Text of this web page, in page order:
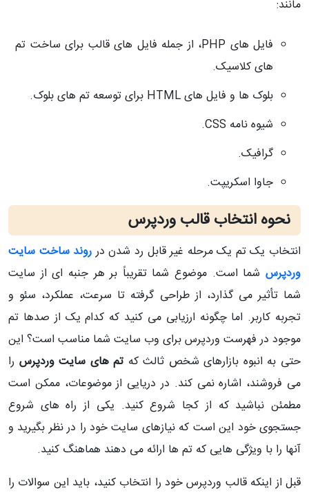
مانند:
فایل های PHP، از جمله فایل های قالب برای ساخت تم
های کلاسیک.
بلوک ها و فایل هایHTML برای توسعه تم های بلوک.
شیوه نامه CSS
.
گرافیک.
جاوا اسکریپت.
نحوه انتخاب قالب وردپرس
انتخاب یک تم یک مرحله غیر قابل رد شدن درروند ساخت سایت
وردپرس شما است. موضوع شما تقریباً بر هر جنبه ای از سایت
شما تأثیر می گذارد، از طراحی گرفته تا سرعت، عملکرد، سئو و
تجربه کاربر. اما چگونه ارزیابی می کنید که کدام یک از صدها تم
موجود در فهرست وردپرس برای وب سایت شما مناسب است؟ این
حتی به انبوه بازارهای شخص ثالث که تم های سایت وردپرس را
می فروشند، اشاره نمی کند. در دریایی از موضوعات، ممکن است
مطمئن نباشید که از کجا شروع کنید. یکی از راه های شروع
جستجوی خود این است که نیازهای سایت خود را در نظر بگیرید و
آنها را با ویژگی هایی که تم ها ارائه می دهند هماهنگ کنید.
قبل از اینکه قالب وردپرس خود را انتخاب کنید، باید این سوالات را